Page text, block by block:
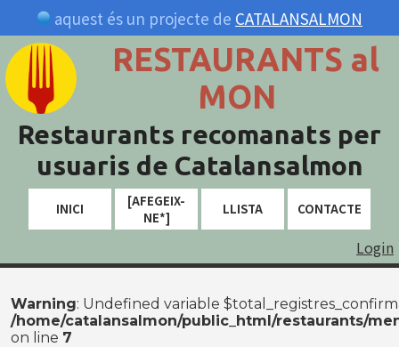
aquest és un projecte de CATALANSALMON
RESTAURANTS al
MON
Restaurants recomanats per
usuaris de Catalansalmon
INICI
[AFEGEIX-
NE*]
LLISTA CONTACTE
Login
Warning: Undefined variable
/home/catalansalmon/public_html/restaurants/
on line 7